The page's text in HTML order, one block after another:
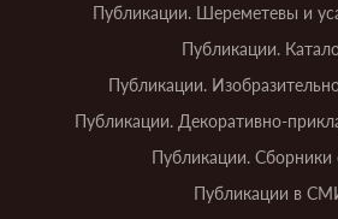
Публикации. Шереметевы и
Публикации.
Публикации.
Публикации. Декоративно-
Публикации. Сборники
Публикации в